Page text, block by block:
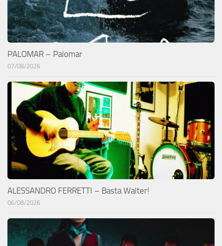
PALOMAR – Palomar
07/08/2026
ALESSANDRO FERRETTI – Basta Walter!
06/08/2026